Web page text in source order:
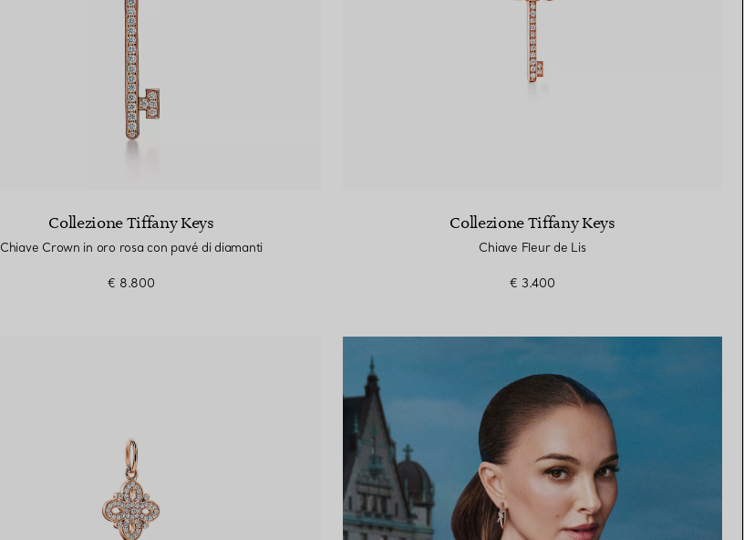
Collezione Tiffany Keys
Chiave Crown in oro rosa con pavé di diamanti
€ 8.800
Collezione Tiffany Keys
Chiave Fleur de Lis
€ 3.400